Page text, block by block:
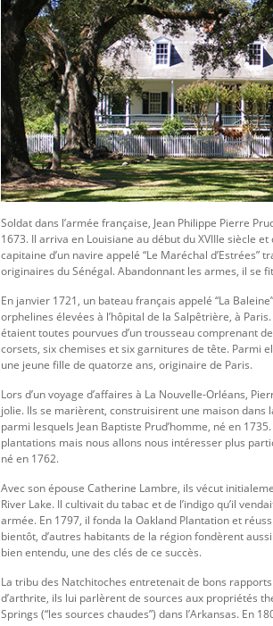
Soldat dans l’armée française, Jean Philippe Pierre
1673. Il arriva en Louisiane au début du XVIIIe siècle
capitaine d’un navire appelé “Le Maréchal
originaires du Sénégal. Abandonnant les armes, il se
En janvier 1721, un bateau français appelé “La
orphelines élevées à l’hôpital de la Salpêtrière, à
étaient toutes pourvues d’un trousseau comprenant
corsets, six chemises et six garnitures de tête. Parmi
une jeune fille de quatorze ans, originaire de Paris.
Lors d’un voyage d’affaires à La Nouvelle-Orléans,
jolie. Ils se marièrent, construisirent une maison
parmi lesquels Jean Baptiste Prud’homme, né en
plantations mais nous allons nous intéresser plus
né en 1762.
Avec son épouse Catherine Lambre, ils vécut
River Lake. Il cultivait du tabac et de l’indigo qu’il
armée. En 1797, il fonda la Oakland Plantation et
bientôt, d’autres habitants de la région fondèrent
bien entendu, une des clés de ce succès.
La tribu des Natchitoches entretenait de bons
d’arthrite, ils lui parlèrent de sources aux propriétés
Springs (“les sources chaudes”) dans l’Arkansas. En